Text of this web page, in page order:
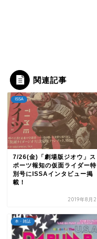
関連記事
ISSA
7/26(金)「劇場版ジオウ」ス
ポーツ報知の仮面ライダー特
別号にISSAインタビュー掲
載！
2019年8月
本・雑誌